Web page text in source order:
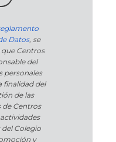
Datos, se
Centros
del
personales
finalidad del
de las
de Centros
del Colegio
y